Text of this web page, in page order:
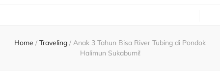
Home / Traveling / Anak 3 Tahun Bisa River Tubing di Pondok
Halimun Sukabumi!